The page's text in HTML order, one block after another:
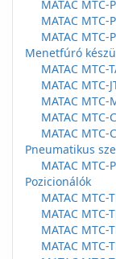
MATAC
MATAC
MATAC
Menetfúró
MATAC
MATAC
MATAC
MATAC
MATAC
Pneumatikus
MATAC MTC-
Pozicionálók
MATAC
MATAC
MATAC
MATAC